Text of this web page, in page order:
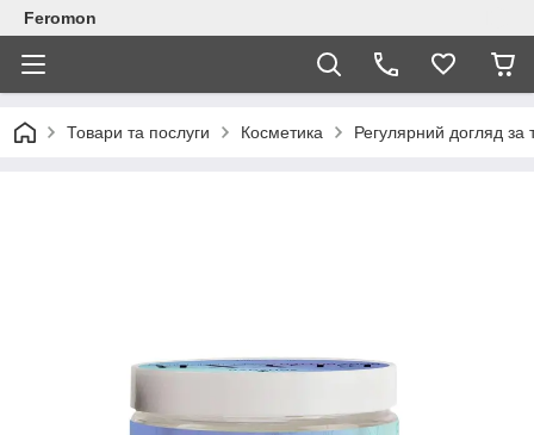
Feromon
Товари та послуги Косметика Регулярний догляд за